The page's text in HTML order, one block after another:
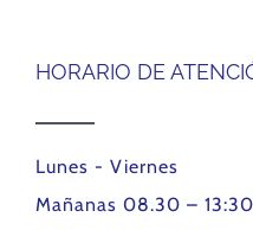
HORARIO DE
Lunes - Viernes
Mañanas 08.30 – 13:30